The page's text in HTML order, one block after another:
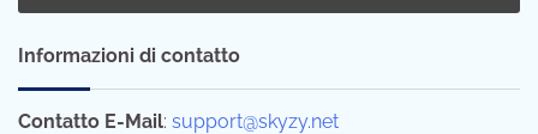
Informazioni di contatto
Contatto E-Mail: support@skyzy.net